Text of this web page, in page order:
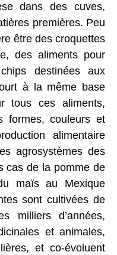
dans des cuves,
premières. Peu
être des croquettes
des aliments pour
destinées aux
à la même base
tous ces aliments,
formes, couleurs et
alimentaire
agrosystèmes des
cas de la pomme de
maïs au Mexique
sont cultivées de
milliers d’années,
et animales,
et co-évoluent